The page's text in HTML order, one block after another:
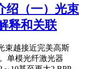
绍（一）光束
释和关联
束越接近完美高斯
单模光纤激光器